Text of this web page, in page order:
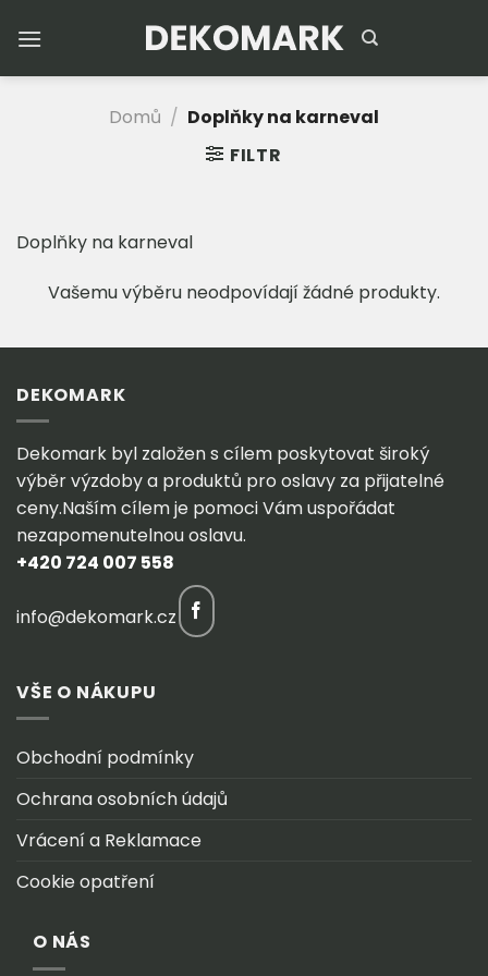
na
Domů / Doplňky na karneval
FILTR
Doplňky na karneval
Vašemu výběru neodpovídají žádné produkty.
DEKOMARK
Dekomark byl založen s cílem poskytovat široký
výběr výzdoby a produktů pro oslavy za přijatelné
ceny.Naším cílem je pomoci Vám uspořádat
nezapomenutelnou oslavu.
+420 724 007 558
info@dekomark.cz
VŠE O NÁKUPU
Obchodní podmínky
Ochrana osobních údajů
Vrácení a Reklamace
Cookie opatření
O NÁS